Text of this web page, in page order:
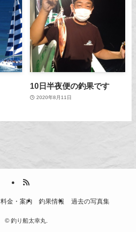
10日半夜便の釣果です
2020年8月11日
料金・案内 釣果情報 過去の写真集
©釣り船太幸丸.